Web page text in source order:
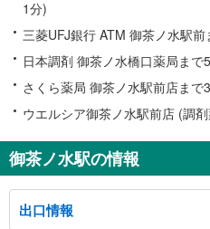
1分)
三菱UFJ銀行 ATM 御茶ノ水駅
日本調剤 御茶ノ水橋口薬局まで
さくら薬局 御茶ノ水駅前店まで
ウエルシア御茶ノ水駅前店 (調
御茶ノ水駅の情報
出口情報